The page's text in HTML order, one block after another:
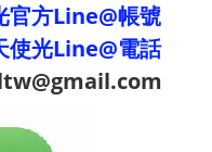
官方Line@帳號
使光Line@電話